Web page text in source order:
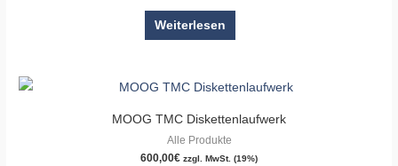
Weiterlesen
MOOG TMC Diskettenlaufwerk
Alle Produkte
600,00€ zzgl. MwSt. (19%)